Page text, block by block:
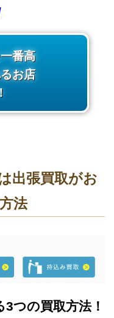
番高
お店
出張買取がお
法
つの買取方法！